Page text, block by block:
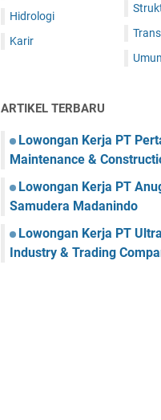
Hidrologi
Karir
ARTIKEL TERBARU
Lowongan Kerja PT
Maintenance &
Lowongan Kerja PT
Samudera Madanindo
Lowongan Kerja PT
Industry & Trading